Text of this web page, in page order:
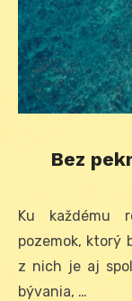
Bez
Ku každému
pozemok, ktorý
z nich je aj
bývania, …